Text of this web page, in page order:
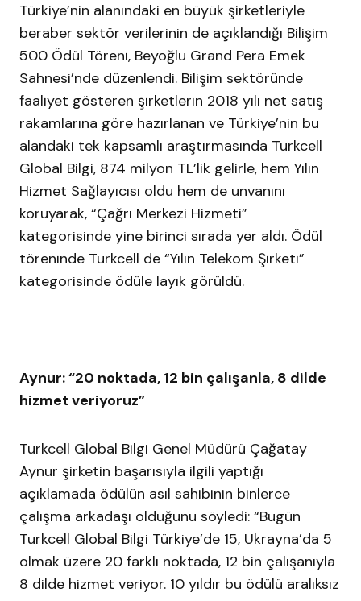
Türkiye’nin alanındaki en büyük şirketleriyle
beraber sektör verilerinin de açıklandığı Bilişim
500 Ödül Töreni, Beyoğlu Grand Pera Emek
Sahnesi’nde düzenlendi. Bilişim sektöründe
faaliyet gösteren şirketlerin 2018 yılı net satış
rakamlarına göre hazırlanan ve Türkiye’nin bu
alandaki tek kapsamlı araştırmasında Turkcell
Global Bilgi, 874 milyon TL’lik gelirle, hem Yılın
Hizmet Sağlayıcısı oldu hem de unvanını
koruyarak, “Çağrı Merkezi Hizmeti”
kategorisinde yine birinci sırada yer aldı. Ödül
töreninde Turkcell de “Yılın Telekom Şirketi”
kategorisinde ödüle layık görüldü.
Aynur: “20 noktada, 12 bin çalışanla, 8 dilde
hizmet veriyoruz”
Turkcell Global Bilgi Genel Müdürü Çağatay
Aynur şirketin başarısıyla ilgili yaptığı
açıklamada ödülün asıl sahibinin binlerce
çalışma arkadaşı olduğunu söyledi: “Bugün
Turkcell Global Bilgi Türkiye’de 15, Ukrayna’da 5
olmak üzere 20 farklı noktada, 12 bin çalışanıyla
8 dilde hizmet veriyor. 10 yıldır bu ödülü aralıksız